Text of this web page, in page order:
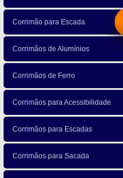
Corrimão para Escada
Corrimãos de Alumínios
Corrimãos de Ferro
Corrimãos para Acessibilidade
Corrimãos para Escadas
Corrimãos para Sacada